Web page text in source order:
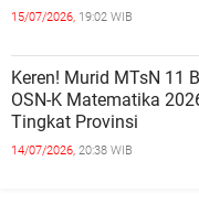
15/07/2026, 19:02 WIB
Keren! Murid MTsN 11
OSN-K Matematika
Tingkat Provinsi
14/07/2026, 20:38 WIB